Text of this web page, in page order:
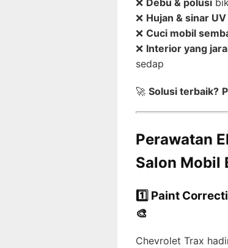
❌ Hujan & sinar UV
❌ Cuci mobil
❌ Interior yang
sedap
🚀 Solusi terbaik?
Perawatan
Salon Mobil
1️⃣ Paint
🎨
Chevrolet Trax